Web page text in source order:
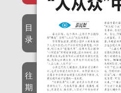
目
录
往
期